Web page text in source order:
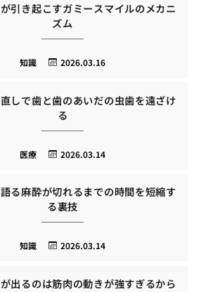
引き起こすガミースマイルのメカニ
ズム
2026.03.16
知識
しで歯と歯のあいだの虫歯を遠ざけ
る
2026.03.14
医療
る麻酔が切れるまでの時間を短縮す
る裏技
2026.03.14
知識
出るのは筋肉の動きが強すぎるから